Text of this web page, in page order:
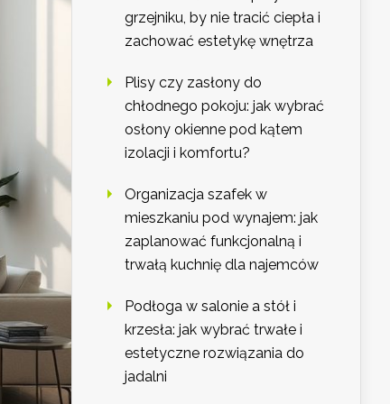
grzejniku, by nie tracić ciepła i
zachować estetykę wnętrza
Plisy czy zasłony do
chłodnego pokoju: jak wybrać
osłony okienne pod kątem
izolacji i komfortu?
Organizacja szafek w
mieszkaniu pod wynajem: jak
zaplanować funkcjonalną i
trwałą kuchnię dla najemców
Podłoga w salonie a stół i
krzesła: jak wybrać trwałe i
estetyczne rozwiązania do
jadalni